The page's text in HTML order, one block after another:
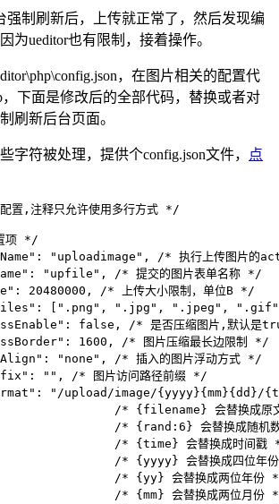
强制刷新后，上传就正常了，然后发现编
为ueditor也有限制，接着操作。
，在图片相关的配置代
下面是修改后的全部代码，替换或者对
刷新后台页面。
字符被处理，提供个config.json文件，
点
置,注释只允许使用多行方式 */
项 */
"uploadimage", /* 执行上传图片的
"upfile", /* 提交的图片表单名称 */
20480000, /* 上传大小限制，单位B */
[".png", ".jpg", ".jpeg", ".gif",
false, /* 是否压缩图片,默认是
1600, /* 图片压缩最长边限制 */
"none", /* 插入的图片浮动方式 */
"", /* 图片访问路径前缀 */
"/upload/image/{yyyy}{mm}{dd}/
会替换成原文件名,配置这项
会替换成随机数,后面的数字
会替换成时间戳
会替换成四位年份
替换成两位年份
会替换成两位月份